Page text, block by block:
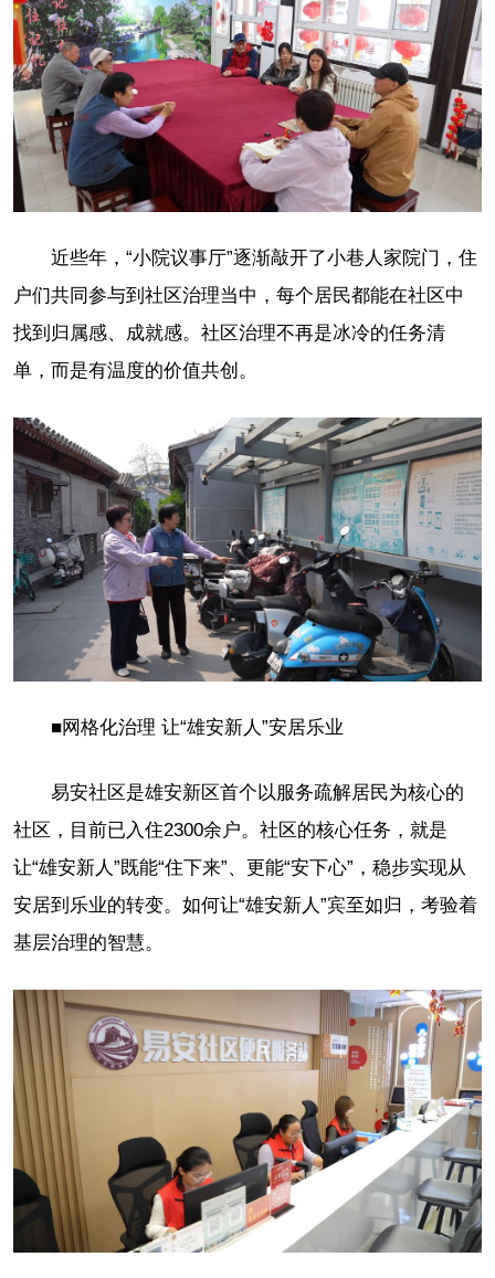
近些年，“小院议事厅”逐渐敲开了小巷人家院门，住
户们共同参与到社区治理当中，每个居民都能在社区中
找到归属感、成就感。社区治理不再是冰冷的任务清
单，而是有温度的价值共创。
■网格化治理 让“雄安新人”安居乐业
易安社区是雄安新区首个以服务疏解居民为核心的
社区，目前已入住2300余户。社区的核心任务，就是
让“雄安新人”既能“住下来”、更能“安下心”，稳步实现从
安居到乐业的转变。如何让“雄安新人”宾至如归，考验着
基层治理的智慧。